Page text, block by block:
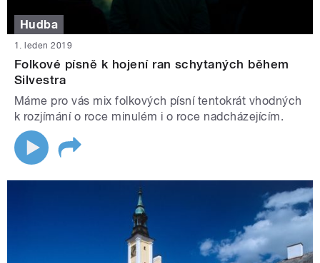
Hudba
1. leden 2019
Folkové písně k hojení ran schytaných během
Silvestra
Máme pro vás mix folkových písní tentokrát vhodných
k rozjímání o roce minulém i o roce nadcházejícím.